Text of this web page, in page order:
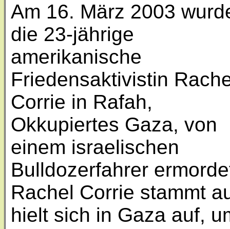
Am 16. März 2003
die 23-jährige
amerikanische
Friedensaktivistin
Corrie in Rafah,
Okkupiertes Gaza, von
einem israelischen
Bulldozerfahrer
Rachel Corrie stammt
hielt sich in Gaza auf,